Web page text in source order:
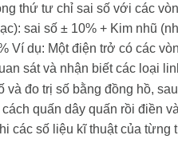
thứ tư chỉ sai số với các
sai số ± 10% + Kim nhũ
Ví dụ: Một điện trở có các
sát và nhận biết các loại
đo trị số bằng đồng hồ,
quấn dây quấn rồi điền
các số liệu kĩ thuật của từng